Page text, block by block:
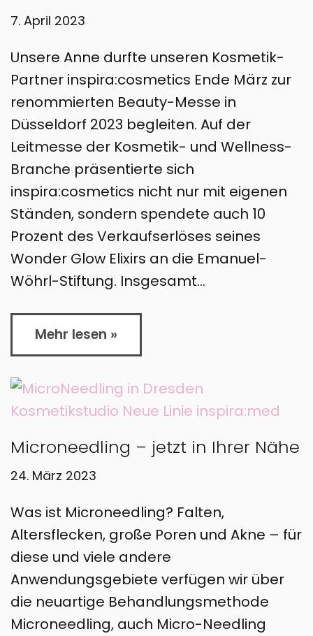
7. April 2023
Unsere Anne durfte unseren Kosmetik-
Partner inspira:cosmetics Ende März zur
renommierten Beauty-Messe in
Düsseldorf 2023 begleiten. Auf der
Leitmesse der Kosmetik- und Wellness-
Branche präsentierte sich
inspira:cosmetics nicht nur mit eigenen
Ständen, sondern spendete auch 10
Prozent des Verkaufserlöses seines
Wonder Glow Elixirs an die Emanuel-
Wöhrl-Stiftung. Insgesamt…
Mehr lesen »
Microneedling – jetzt in Ihrer Nähe
24. März 2023
Was ist Microneedling? Falten,
Altersflecken, große Poren und Akne – für
diese und viele andere
Anwendungsgebiete verfügen wir über
die neuartige Behandlungsmethode
Microneedling, auch Micro-Needling